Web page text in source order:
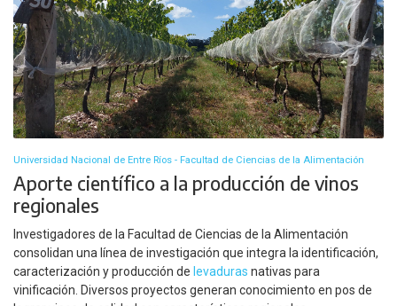
Universidad Nacional de Entre Ríos - Facultad de Ciencias de la Alimentación
Aporte científico a la producción de vinos
regionales
Investigadores de la Facultad de Ciencias de la Alimentación
consolidan una línea de investigación que integra la identificación,
caracterización y producción de levaduras nativas para
vinificación. Diversos proyectos generan conocimiento en pos de